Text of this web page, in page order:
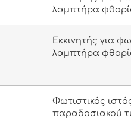
λαμπτήρα
Εκκινητής για
λαμπτήρα
Φωτιστικός
παραδοσιακού